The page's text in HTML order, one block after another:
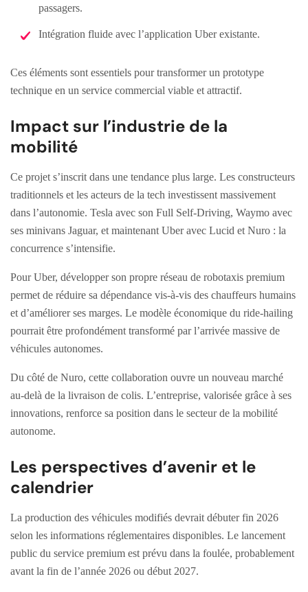
passagers.
Intégration fluide avec l’application Uber existante.
Ces éléments sont essentiels pour transformer un prototype
technique en un service commercial viable et attractif.
Impact sur l’industrie de la
mobilité
Ce projet s’inscrit dans une tendance plus large. Les constructeurs
traditionnels et les acteurs de la tech investissent massivement
dans l’autonomie. Tesla avec son Full Self-Driving, Waymo avec
ses minivans Jaguar, et maintenant Uber avec Lucid et Nuro : la
concurrence s’intensifie.
Pour Uber, développer son propre réseau de robotaxis premium
permet de réduire sa dépendance vis-à-vis des chauffeurs humains
et d’améliorer ses marges. Le modèle économique du ride-hailing
pourrait être profondément transformé par l’arrivée massive de
véhicules autonomes.
Du côté de Nuro, cette collaboration ouvre un nouveau marché
au-delà de la livraison de colis. L’entreprise, valorisée grâce à ses
innovations, renforce sa position dans le secteur de la mobilité
autonome.
Les perspectives d’avenir et le
calendrier
La production des véhicules modifiés devrait débuter fin 2026
selon les informations réglementaires disponibles. Le lancement
public du service premium est prévu dans la foulée, probablement
avant la fin de l’année 2026 ou début 2027.